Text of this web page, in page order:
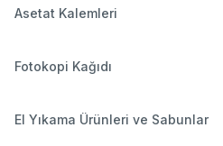
Asetat Kalemleri
Fotokopi Kağıdı
El Yıkama Ürünleri ve Sabunlar